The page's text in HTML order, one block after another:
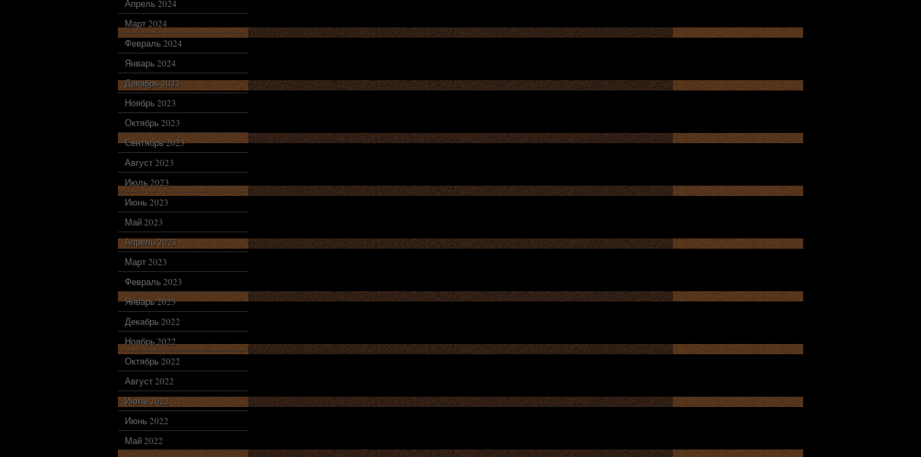
Апрель 2024
Март 2024
Февраль 2024
Январь 2024
Декабрь 2023
Ноябрь 2023
Октябрь 2023
Сентябрь 2023
Август 2023
Июль 2023
Июнь 2023
Май 2023
Апрель 2023
Март 2023
Февраль 2023
Январь 2023
Декабрь 2022
Ноябрь 2022
Октябрь 2022
Август 2022
Июль 2022
Июнь 2022
Май 2022